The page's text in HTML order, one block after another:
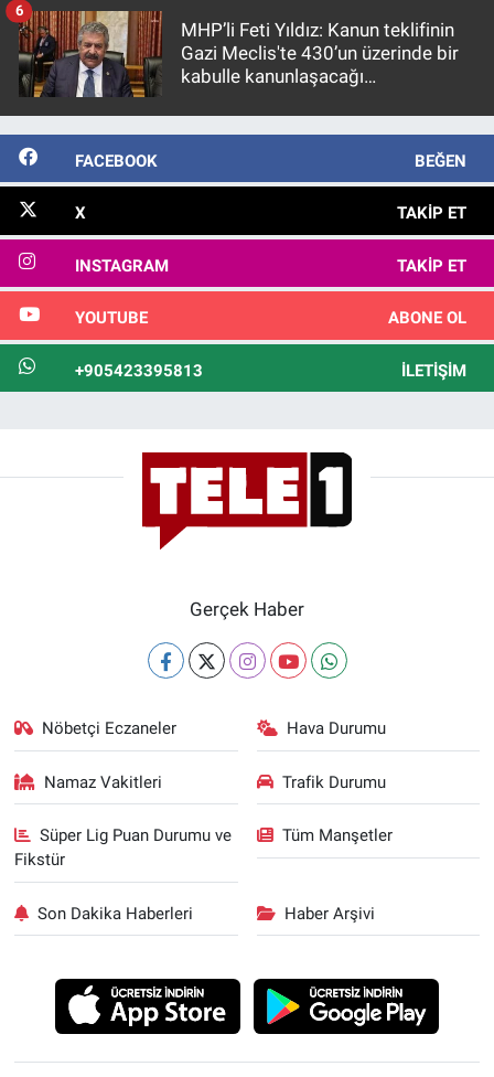
MHP’li Feti Yıldız: Kanun teklifinin
Gazi Meclis'te 430’un üzerinde bir
kabulle kanunlaşacağı
6
FACEBOOK BEĞEN
X TAKIP ET
INSTAGRAM TAKIP ET
YOUTUBE ABONE OL
+905423395813 İLETIŞIM
Gerçek Haber
Nöbetçi Eczaneler Hava Durumu
Namaz Vakitleri Trafik Durumu
Süper Lig Puan Durumu ve
Fikstür
Tüm Manşetler
Son Dakika Haberleri Haber Arşivi